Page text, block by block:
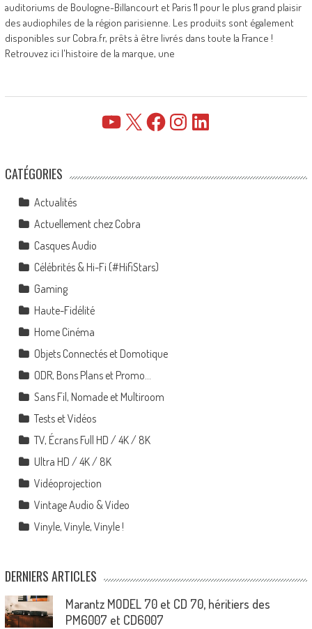
auditoriums de Boulogne-Billancourt et Paris 11 pour le plus grand plaisir
des audiophiles de la région parisienne. Les produits sont également
disponibles sur Cobra.fr, prêts à être livrés dans toute la France !
Retrouvez ici l'histoire de la marque, une
YouTube FacebookInstagramLinkedIn
CATÉGORIES
Actualités
Actuellement chez Cobra
Casques Audio
Célébrités & Hi-Fi (#HifiStars)
Gaming
Haute-Fidélité
Home Cinéma
Objets Connectés et Domotique
ODR, Bons Plans et Promo…
Sans Fil, Nomade et Multiroom
Tests et Vidéos
TV, Écrans Full HD / 4K / 8K
Ultra HD / 4K / 8K
Vidéoprojection
Vintage Audio & Video
Vinyle, Vinyle, Vinyle !
DERNIERS ARTICLES
Marantz MODEL 70 et CD 70, héritiers des
PM6007 et CD6007